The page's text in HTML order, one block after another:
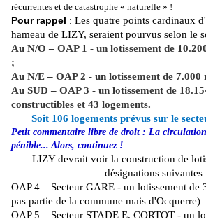
récurrentes et de catastrophe « naturelle » !
Pour rappel : Les quatre points cardinaux
hameau de LIZY, seraient pourvus selon le
Au N/O – OAP 1 - un lotissement de
;
Au N/E – OAP 2 - un lotissement de 7.000
Au SUD – OAP 3 - un lotissement de
constructibles et 43 logements.
Soit 106 logements prévus sur le
Petit commentaire libre de droit : La
pénible... Alors, continuez !
LIZY devrait voir la construction de
désignations suivantes
OAP 4 – Secteur GARE - un lotissement de
pas partie de la commune mais d'Ocquerre)
OAP 5 – Secteur STADE E. CORTOT - un